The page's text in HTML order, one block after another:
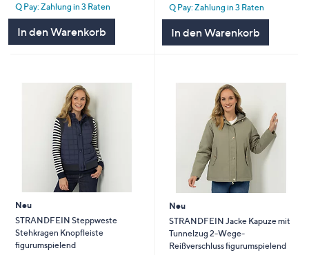
Q Pay: Zahlung in 3 Raten
In den Warenkorb
Q Pay: Zahlung in 3 Raten
In den Warenkorb
Neu
STRANDFEIN Steppweste
Stehkragen Knopfleiste
figurumspielend
Neu
STRANDFEIN Jacke Kapuze mit
Tunnelzug 2-Wege-
Reißverschluss figurumspielend